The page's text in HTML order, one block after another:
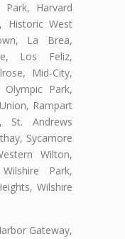
Park, Harvard
Historic West
La Brea,
Los Feliz,
Mid-City,
Park,
Rampart
St. Andrews
Sycamore
Wilton,
Park,
Wilshire
Gateway,